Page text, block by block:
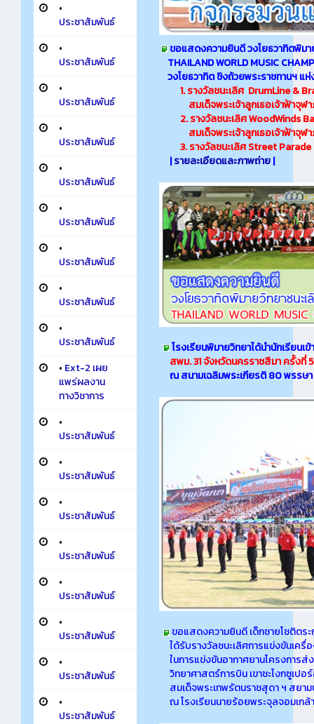
•
ประชาสัมพันธ์
•
ประชาสัมพันธ์
•
ประชาสัมพันธ์
•
ประชาสัมพันธ์
•
ประชาสัมพันธ์
•
ประชาสัมพันธ์
•
ประชาสัมพันธ์
•
ประชาสัมพันธ์
•
ประชาสัมพันธ์
• Ext-2 เผย
แพร่ผลงาน
ทางวิชาการ
•
ประชาสัมพันธ์
•
ประชาสัมพันธ์
•
ประชาสัมพันธ์
•
ประชาสัมพันธ์
•
ประชาสัมพันธ์
•
ประชาสัมพันธ์
•
ประชาสัมพันธ์
•
ประชาสัมพันธ์
ขอแสดงความยินดี วงโยธวาทิตพิมา
THAILAND WORLD MUSIC
วงโยธวาทิต ชิงถ้วยพระราชทานฯ แ
1. รางวัลชนะเลิศ DrumLine &
สมเด็จพระเจ้าลูกเธอเจ้าฟ้าจุ
2. รางวัลชนะเลิศ WoodWinds
สมเด็จพระเจ้าลูกเธอเจ้าฟ้าจุฬ
3. รางวัลชนะเลิศ Street Parade
|รายละเอียดและภาพถ่าย|
โรงเรียนพิมายวิทยาได้นำนักเรียนเ
สพม. 31จังหวัดนครราชสีมา ครั้งที่ 5
ณ สนามเฉลิมพระเกียรติ 80 พรรษ
ขอแสดงความยินดี เด็กชายโชติต
ได้รับรางวัลชนะเลิศการแข่งขันเค
ในการแข่งขันอากาศยานโครงการ
วิทยาศาสตร์การบิน เขาชะโงกซูเป
สมเด็จพระเทพรัตนราชสุดา ฯ สยา
ณ โรงเรียนนายร้อยพระจุลจอมเกล้